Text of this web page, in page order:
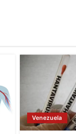
Venezuela